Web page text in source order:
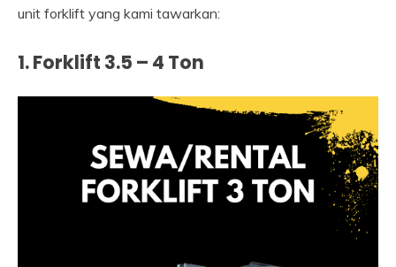
unit forklift yang kami tawarkan:
1. Forklift 3.5 – 4 Ton